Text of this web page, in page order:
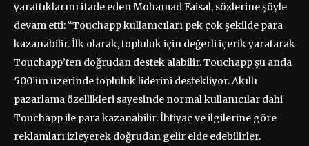
yarattıklarını ifade eden Mohamad Faisal, sözlerine şöyle
devam etti: “Touchapp kullanıcıları pek çok şekilde para
kazanabilir. İlk olarak, topluluk için değerli içerik yaratarak
Touchapp’ten doğrudan destek alabilir. Touchapp şu anda
500’ün üzerinde topluluk liderini destekliyor. Akıllı
pazarlama özellikleri sayesinde normal kullanıcılar dahi
Touchapp ile para kazanabilir. İhtiyaç ve ilgilerine göre
reklamları izleyerek doğrudan gelir elde edebilirler.